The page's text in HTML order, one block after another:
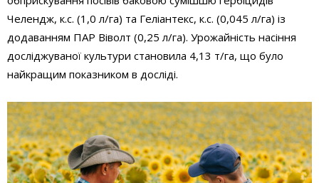
Челендж, к.с. (1,0 л/га) та Геліантекс, к.с. (0,045 л/га) із
додаванням ПАР Віволт (0,25 л/га). Урожайність насіння
досліджуваної культури становила 4,13 т/га, що було
найкращим показником в досліді.